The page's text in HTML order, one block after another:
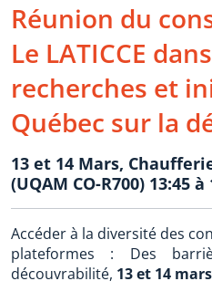
Réunion du
Le LATICCE
recherches et
Québec sur la
13 et 14 Mars,
(UQAM CO-R700) 13:45 à
Accéder à la diversité des
plateformes : Des
découvrabilité, 13 et 14